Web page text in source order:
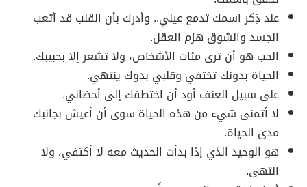
عند ذِكر اسمك تدمع عيني.. وأدرك بأن القلب قد أتعب
الجسد والشوق هزم العقل.
الحب هو أن ترى مئات الأشخاص، ولا تشعر إلا بحبيبك.
الحياة بدونك تختفي وقلبي بدوك ينتهي.
على سبيل العنف أود أن اختطفك إلى أحضاني.
لا أتمنى شيء من هذه الحياة سوى أن أعيش بجانبك
مدى الحياة.
هو الوحيد الذي إذا بدأت الحديث معه لا أكتفي، ولا
انتهى.